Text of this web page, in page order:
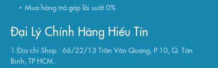
Mua hàng trả góp lãi suất 0%
Đại Lý Chính Hãng Hiếu Tín
1.Địa chỉ Shop : 66/22/13 Trần Văn Quang, P.10, Q. Tân
Bình, TP HCM..